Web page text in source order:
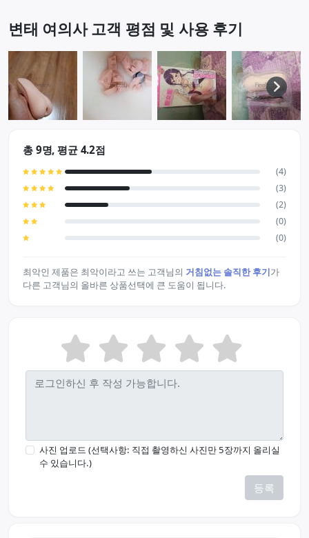
변태 여의사 고객 평점 및 사용 후기
총 9명, 평균 4.2점
(4)
(3)
(2)
(0)
(0)
최악인 제품은 최악이라고 쓰는 고객님의 거침없는 솔직한 후기가
다른 고객님의 올바른 상품선택에 큰 도움이 됩니다.
사진 업로드 (선택사항: 직접 촬영하신 사진만 5장까지 올리실
수 있습니다.)
등록